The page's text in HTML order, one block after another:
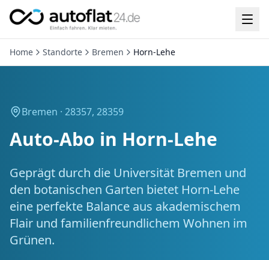
Home Standorte Bremen Horn-Lehe
Bremen · 28357, 28359
Auto-Abo in Horn-Lehe
Geprägt durch die Universität Bremen und
den botanischen Garten bietet Horn-Lehe
eine perfekte Balance aus akademischem
Flair und familienfreundlichem Wohnen im
Grünen.